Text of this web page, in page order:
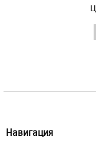
Навигация